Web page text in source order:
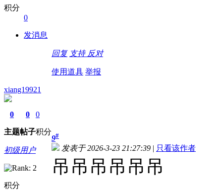
积分
0
发消息
回复 支持 反对
使用道具 举报
xiang19921
0
主题
0
帖子
0
积分
初级用户
积分
9#
发表于 2026-3-23 21:27:39 | 只看该作者
吊吊吊吊吊吊